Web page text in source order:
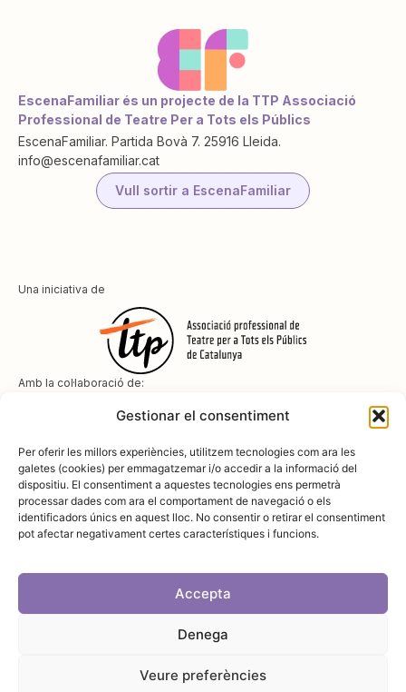
Gestionar el consentiment
Per oferir les millors experiències, utilitzem tecnologies com ara les
galetes (cookies) per emmagatzemar i/o accedir a la informació del
dispositiu. El consentiment a aquestes tecnologies ens permetrà
processar dades com ara el comportament de navegació o els
identificadors únics en aquest lloc. No consentir o retirar el consentiment
pot afectar negativament certes característiques i funcions.
Accepta
Denega
Veure preferències
EscenaFamiliar és un projecte de la TTP Associació
Professional de Teatre Per a Tots els Públics
EscenaFamiliar. Partida Bovà 7. 25916 Lleida.
info@escenafamiliar.cat
Vull sortir a EscenaFamiliar
Una iniciativa de
Amb la col·laboració de:
Amb el suport de
Política de privadesa